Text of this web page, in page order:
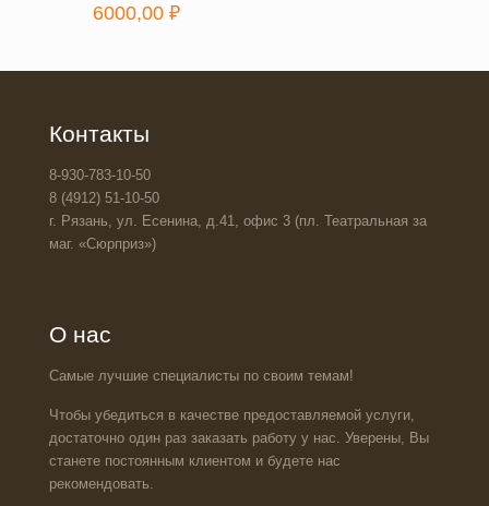
6000,00 ₽
Контакты
8-930-783-10-50
8 (4912) 51-10-50
г. Рязань, ул. Есенина, д.41, офис 3 (пл. Театральная за
маг. «Сюрприз»)
О нас
Самые лучшие специалисты по своим темам!
Чтобы убедиться в качестве предоставляемой услуги,
достаточно один раз заказать работу у нас. Уверены, Вы
станете постоянным клиентом и будете нас
рекомендовать.